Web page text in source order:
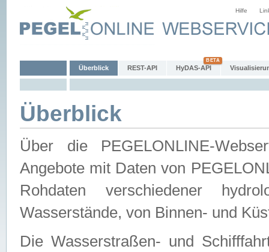
Hilfe
Überblick REST-API HyDAS-API
Überblick
Über die PEGELONLINE-
Angebote mit Daten von
Rohdaten verschiedener
Wasserstände, von Binnen- und
Die Wasserstraßen- und